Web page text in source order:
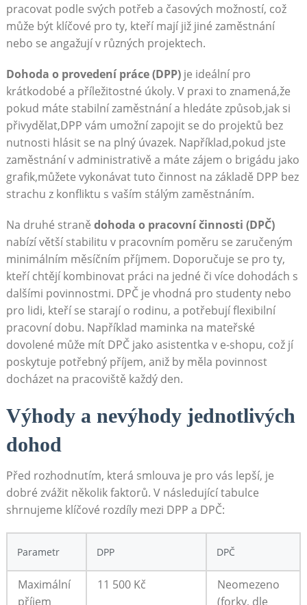
pracovat podle svých potřeb a časových možností, což
může být klíčové pro ty, kteří mají již jiné zaměstnání
nebo se angažují v různých projektech.
Dohoda o provedení práce (DPP)je ideální pro
krátkodobé a příležitostné úkoly. V praxi to znamená,že
pokud máte stabilní zaměstnání a hledáte způsob,jak si
přivydělat,DPP vám umožní zapojit se do projektů bez
nutnosti hlásit se na plný úvazek. Například,pokud jste
zaměstnání v administrativě a máte zájem o brigádu jako
grafik,můžete vykonávat tuto činnost na základě DPP bez
strachu z konfliktu s vaším stálým zaměstnáním.
Na druhé straně dohoda o pracovní činnosti (DPČ)
nabízí větší stabilitu v pracovním poměru se zaručeným
minimálním měsíčním příjmem. Doporučuje se pro ty,
kteří chtějí kombinovat práci na jedné či více dohodách s
dalšími povinnostmi. DPČ je vhodná pro studenty nebo
pro lidi, kteří se starají o rodinu, a potřebují flexibilní
pracovní dobu. Například maminka na mateřské
dovolené může mít DPČ jako asistentka v e-shopu, což jí
poskytuje potřebný příjem, aniž by měla povinnost
docházet na pracoviště každý den.
Výhody a nevýhody jednotlivých
dohod
Před rozhodnutím, která smlouva je pro vás lepší, je
dobré zvážit několik faktorů. V následující tabulce
shrnujeme klíčové rozdíly mezi DPP a DPČ:
Parametr DPP DPČ
Maximální
příjem
11 500 Kč
Neomezeno
(forky, dle